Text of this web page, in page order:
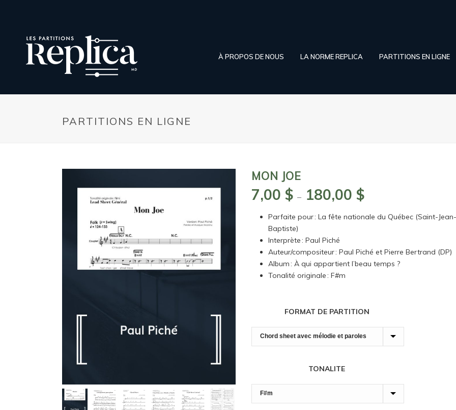
À PROPOS DE NOUS LA NORME REPLICA PARTITIONS EN LIGNE
PARTITIONS EN LIGNE
MON JOE
7,00$ – 180,00$Plage
prix :
à
180,00 $
Parfaite pour : La fête nationale du Québec (Saint-Jean-
Baptiste)
Interprète : Paul Piché
Auteur/compositeur : Paul Piché et Pierre Bertrand (DP)
Album : À qui appartient l’beau temps ?
Tonalité originale : F#m
FORMAT DE PARTITION
TONALITE